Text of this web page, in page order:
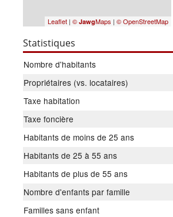
Leaflet| © JawgMaps | © OpenStreetMap
Statistiques
Nombre d'habitants
Propriétaires (vs. locataires)
Taxe habitation
Taxe foncière
Habitants de moins de 25 ans
Habitants de 25 à 55 ans
Habitants de plus de 55 ans
Nombre d'enfants par famille
Familles sans enfant